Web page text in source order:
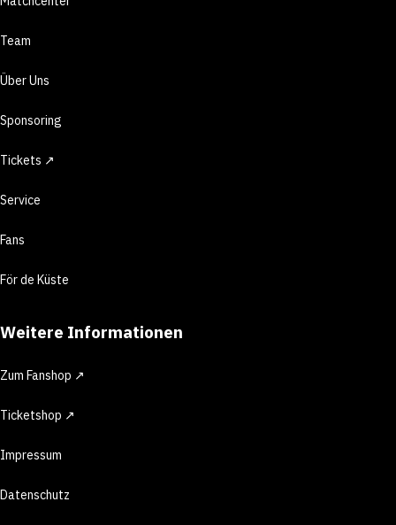
Team
Über Uns
Sponsoring
Tickets ↗
Service
Fans
För de Küste
Weitere Informationen
Zum Fanshop ↗
Ticketshop ↗
Impressum
Datenschutz